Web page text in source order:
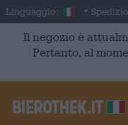
Skip to main content
Linguaggio: Italian
Il negozio è
Pertanto, al